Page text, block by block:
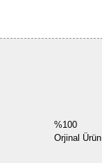
%100
Orjinal Ürün